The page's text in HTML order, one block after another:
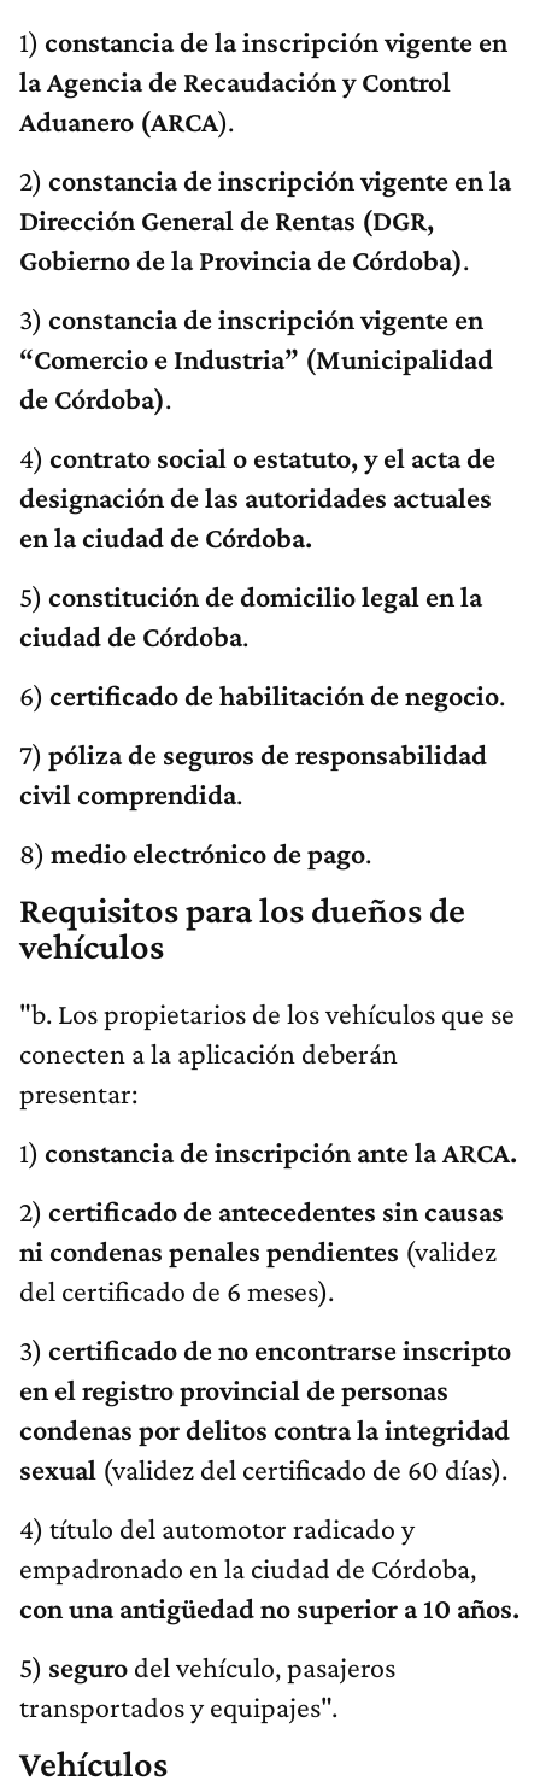
1) constancia de la inscripción vigente en
la Agencia de Recaudación y Control
Aduanero (ARCA).
2) constancia de inscripción vigente en la
Dirección General de Rentas (DGR,
Gobierno de la Provincia de Córdoba).
3) constancia de inscripción vigente en
“Comercio e Industria” (Municipalidad
de Córdoba).
4) contrato social o estatuto, y el acta de
designación de las autoridades actuales
en la ciudad de Córdoba.
5) constitución de domicilio legal en la
ciudad de Córdoba.
6) certificado de habilitación de negocio.
7) póliza de seguros de responsabilidad
civil comprendida.
8) medio electrónico de pago.
Requisitos para los dueños de
vehículos
"b. Los propietarios de los vehículos que se
conecten a la aplicación deberán
presentar:
1) constancia de inscripción ante la ARCA.
2) certificado de antecedentes sin causas
ni condenas penales pendientes (validez
del certificado de 6 meses).
3) certificado de no encontrarse inscripto
en el registro provincial de personas
condenas por delitos contra la integridad
sexual (validez del certificado de 60 días).
4) título del automotor radicado y
empadronado en la ciudad de Córdoba,
con una antigüedad no superior a 10 años.
5) seguro del vehículo, pasajeros
transportados y equipajes".
Vehículos